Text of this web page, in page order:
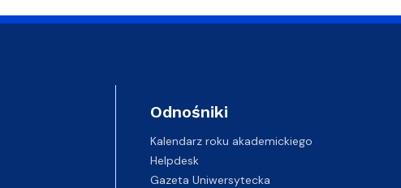
Odnośniki
Kalendarz roku akademickiego
Helpdesk
Gazeta Uniwersytecka